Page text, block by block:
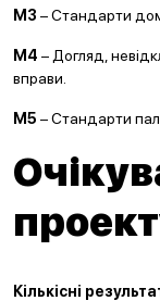
М 3 – Стандарти
М4 – Догляд,
вправи.
М5 – Стандарти
Кількісні